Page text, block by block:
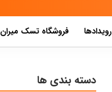
رویدادها فروشگاه تسک میران
دسته بندی ها